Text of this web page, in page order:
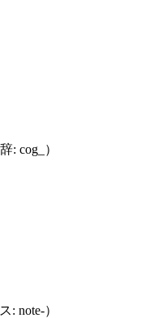
: cog_）
: note-）